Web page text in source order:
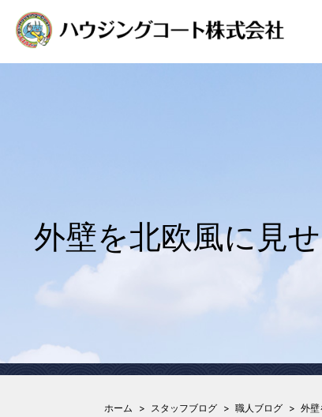
外壁を北欧風に見
ホーム スタッフブログ 職人ブログ 外壁